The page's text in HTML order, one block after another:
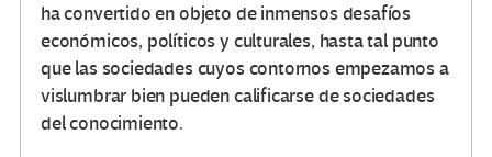
ha convertido en objeto de inmensos desafíos
económicos, políticos y culturales, hasta tal punto
que las sociedades cuyos contornos empezamos a
vislumbrar bien pueden calificarse de sociedades
del conocimiento.